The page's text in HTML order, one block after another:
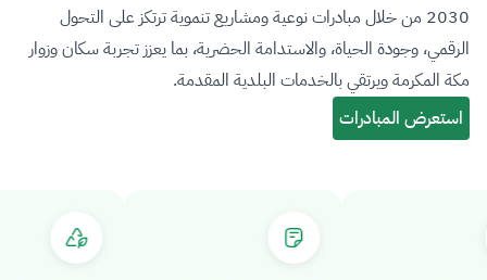
2030 من خلال مبادرات نوعية ومشاريع تنموية ترتكز على التحول
الرقمي، وجودة الحياة، والاستدامة الحضرية، بما يعزز تجربة سكان وزوار
مكة المكرمة ويرتقي بالخدمات البلدية المقدمة.